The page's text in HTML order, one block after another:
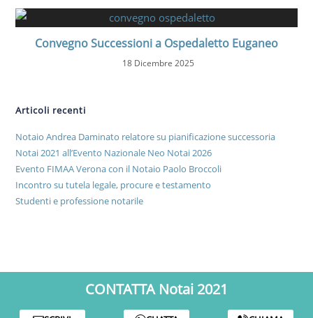
Convegno Successioni a Ospedaletto Euganeo
18 Dicembre 2025
Articoli recenti
Notaio Andrea Daminato relatore su pianificazione successoria
Notai 2021 all’Evento Nazionale Neo Notai 2026
Evento FIMAA Verona con il Notaio Paolo Broccoli
Incontro su tutela legale, procure e testamento
Studenti e professione notarile
CONTATTA Notai 2021